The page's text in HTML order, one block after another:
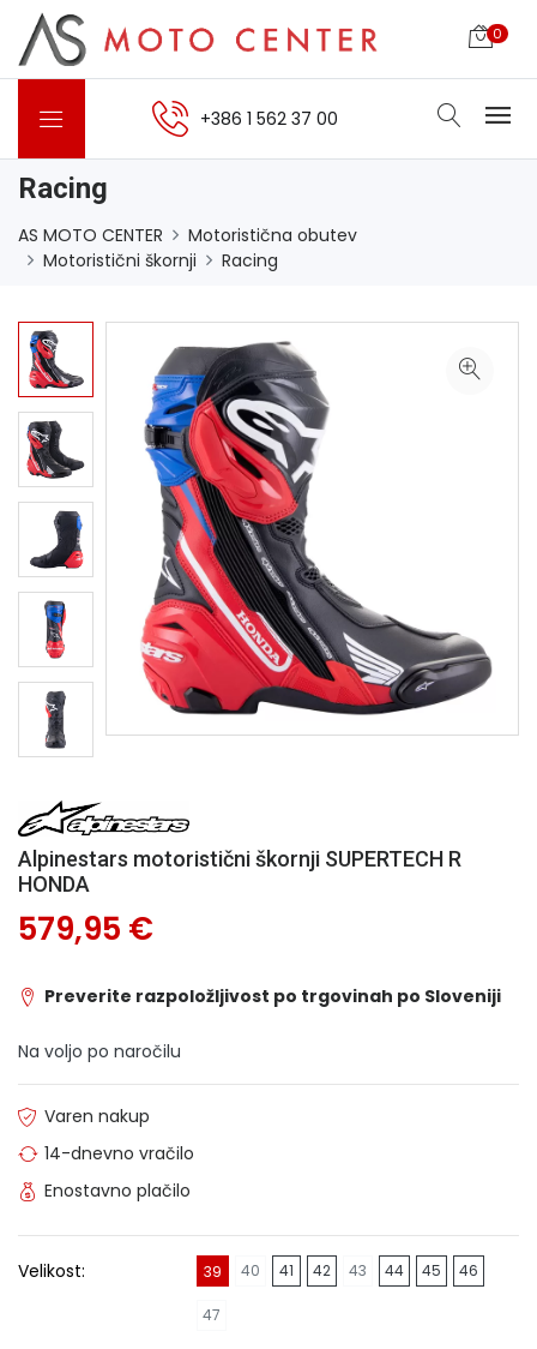
0
+386 1 562 37 00
Racing
AS MOTO CENTER
Motoristična obutev
Motoristični škornji
Racing
Alpinestars motoristični škornji SUPERTECH R
HONDA
579,95 €
Preverite razpoložljivost po trgovinah po Sloveniji
Na voljo po naročilu
Varen nakup
14-dnevno vračilo
Enostavno plačilo
Velikost: 39 40 41 42 43 44 45 46
47